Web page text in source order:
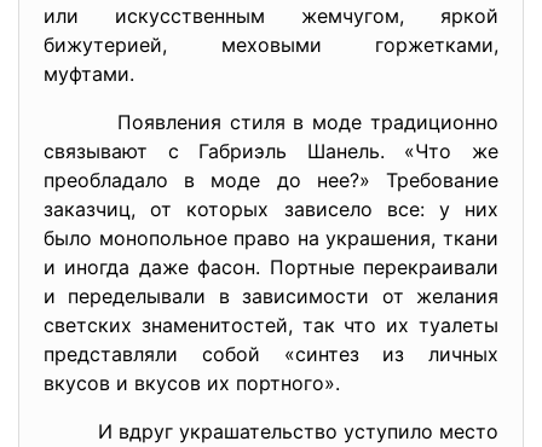
или искусственным жемчугом, яркой
бижутерией, меховыми горжетками,
муфтами.
Появления стиля в моде традиционно
связывают с Габриэль Шанель. «Что же
преобладало в моде до нее?» Требование
заказчиц, от которых зависело все: у них
было монопольное право на украшения, ткани
и иногда даже фасон. Портные перекраивали
и переделывали в зависимости от желания
светских знаменитостей, так что их туалеты
представляли собой «синтез из личных
вкусов и вкусов их портного».
И вдруг украшательство уступило место